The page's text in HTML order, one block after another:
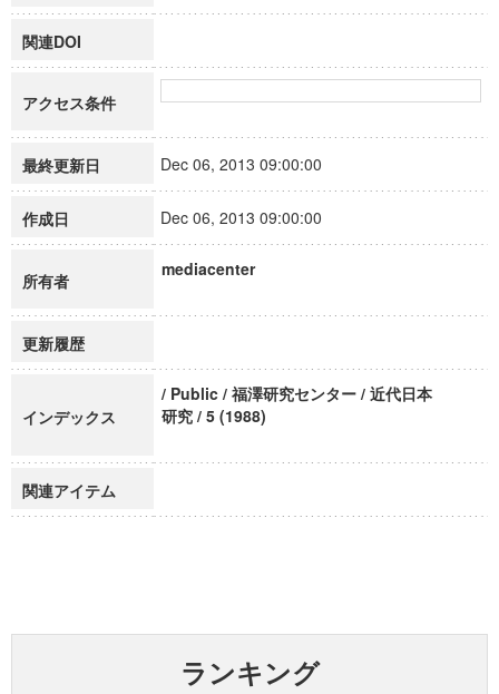
関連DOI
アクセス条件
最終更新日 Dec 06, 2013 09:00:00
作成日 Dec 06, 2013 09:00:00
所有者
mediacenter
更新履歴
インデックス
/ Public / 福澤研究センター / 近代日本
研究 / 5 (1988)
関連アイテム
ランキング